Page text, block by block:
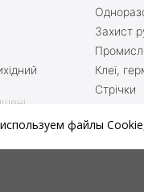
Захист
Клеї,
Стрічки
Туалетні
файлы